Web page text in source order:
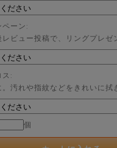
ーン:
ビュー投稿で、リングプレゼ
:
汚れや指紋などをきれいに拭
個